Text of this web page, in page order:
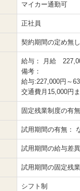
マイカー通勤可
正社員
契約期間の定め無し
給与：
月給
備考：
給与:227,000円～
交通費月15,000円
固定残業制度の有
試用期間の有無：
試用期間の給与差
試用期間の固定残
シフト制